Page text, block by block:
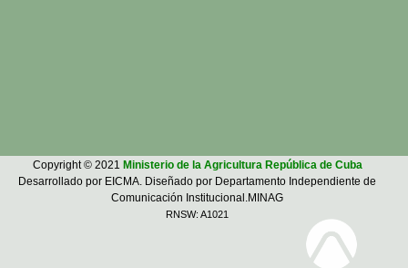
Copyright © 2021 Ministerio de la Agricultura República de Cuba
Desarrollado por EICMA. Diseñado por Departamento Independiente de
Comunicación Institucional.MINAG
RNSW: A1021